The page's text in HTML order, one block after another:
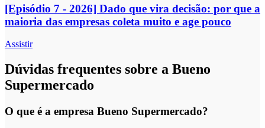
[Episódio 7 - 2026] Dado que vira decisão: por que a
maioria das empresas coleta muito e age pouco
Assistir
Dúvidas frequentes sobre a Bueno
Supermercado
O que é a empresa Bueno Supermercado?